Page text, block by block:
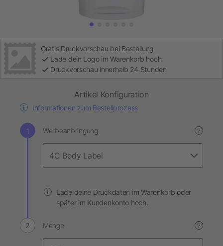
Gratis Druckvorschau bei Bestellung
Lade dein Logo im Warenkorb hoch
Druckvorschau innerhalb 24 Stunden
Artikel Konfiguration
Informationen zum Bestellprozess
Werbeanbringung ?
Lade deine Druckdaten im Warenkorb oder
später im Kundenkonto hoch.
Menge ?